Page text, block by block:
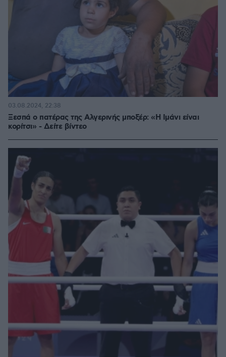
Ξεσπά ο πατέρας της Αλγερινής μποξέρ: «Η Ιμάνι είναι
κορίτσι» - Δείτε βίντεο
03.08.2024, 22:38